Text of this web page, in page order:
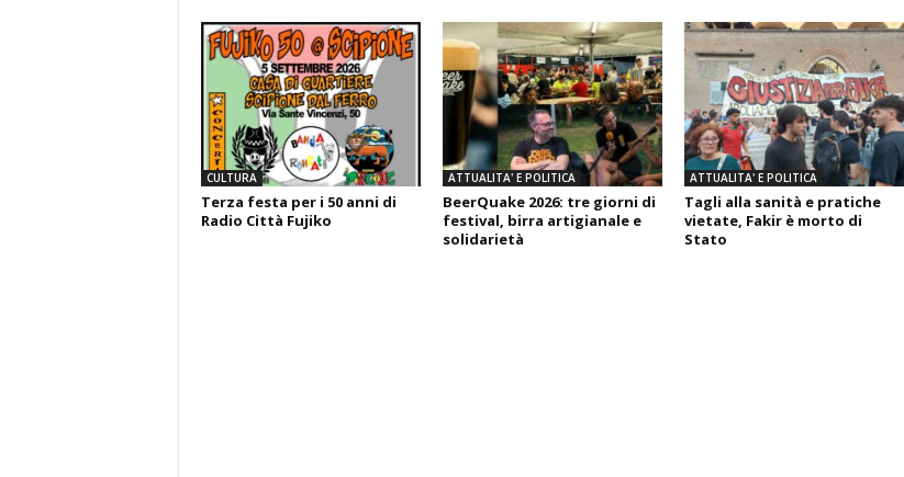
CULTURA
Terza festa per i 50 anni di
Radio Città Fujiko
ATTUALITA' E POLITICA
BeerQuake 2026: tre giorni di
festival, birra artigianale e
solidarietà
ATTUALITA' E POLITICA
Tagli alla sanità e pratiche
vietate, Fakir è morto di
Stato